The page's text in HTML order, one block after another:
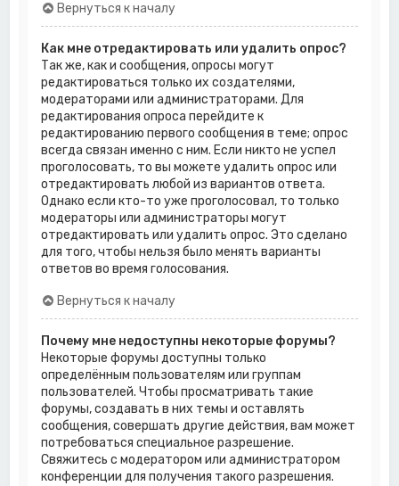
Вернуться к началу
Как мне отредактировать или удалить опрос?
Так же, как и сообщения, опросы могут
редактироваться только их создателями,
модераторами или администраторами. Для
редактирования опроса перейдите к
редактированию первого сообщения в теме; опрос
всегда связан именно с ним. Если никто не успел
проголосовать, то вы можете удалить опрос или
отредактировать любой из вариантов ответа.
Однако если кто-то уже проголосовал, то только
модераторы или администраторы могут
отредактировать или удалить опрос. Это сделано
для того, чтобы нельзя было менять варианты
ответов во время голосования.
Вернуться к началу
Почему мне недоступны некоторые форумы?
Некоторые форумы доступны только
определённым пользователям или группам
пользователей. Чтобы просматривать такие
форумы, создавать в них темы и оставлять
сообщения, совершать другие действия, вам может
потребоваться специальное разрешение.
Свяжитесь с модератором или администратором
конференции для получения такого разрешения.